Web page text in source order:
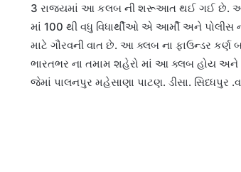
3 રાજ્યમાં આ કલબ ની શરૂઆત થઈ ગઈ છે.
માં 100 થી વધુ વિધાર્થીઓ એ આર્મી અને પોલીસ
માટે ગૌરવની વાત છે. આ ક્લબ ના ફાઉન્ડર
ભારતભર ના તમામ શહેરો માં આ ક્લબ હોય અને
જેમાં પાલનપુર મહેસાણા પાટણ. ડીસા. સિધ્ધપુર